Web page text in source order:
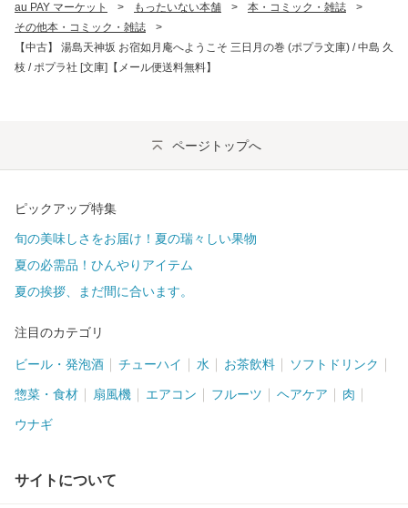
au PAY マーケット > もったいない本舗 > 本・コミック・雑誌
>
その他本・コミック・雑誌
>
【中古】 湯島天神坂 お宿如月庵へようこそ 三日月の巻 (ポプラ文庫) / 中島 久
枝 / ポプラ社 [文庫]【メール便送料無料】
ページトップへ
ピックアップ特集
旬の美味しさをお届け！夏の瑞々しい果物
夏の必需品！ひんやりアイテム
夏の挨拶、まだ間に合います。
注目のカテゴリ
ビール・発泡酒 チューハイ 水 お茶飲料 ソフトドリンク
惣菜・食材 扇風機 エアコン フルーツ ヘアケア 肉
ウナギ
サイトについて